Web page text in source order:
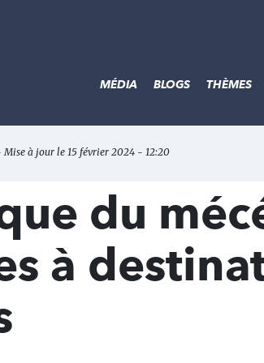
MÉDIA BLOGS THÈMES
à jour le 15 février 2024 - 12:20
du
à